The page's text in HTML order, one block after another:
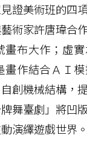
證美術班的四
術家許唐瑋合
畫布大作；虛
作結合ＡＩ模
自創機械結構，
舞臺劇」將凹
演繹遊戲世界。